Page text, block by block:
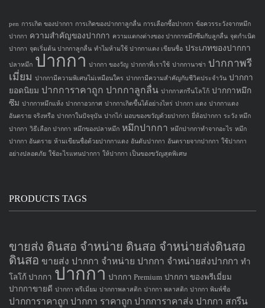
pen การเกิด ของปากกา การเกิดของปากกาลูกลื่น การเลือกซื้อปากกา ข้อควรระวังจากหมึก
ปากกา ความสำคัญของปากกา ความแตกงต่างของ ปากกาหมึกซึมกับลูกลื่น จุดกำเนิด
ปากกา จุดเริ่มต้น ปากกาลูกลื่น ทำไมห้ามใช้ ปากกาแดง เขียนชื่อ ประเภทของปากกา
ปลาหมึก ปากกา ปากกา ของวัญ ปากกาที่เราใช้ ปากกานาซ่า ปากกาพรี
เมี่ยม ปากกามีความพิเศษไม่เหมือนใคร ปากกามีความสำคัญกับชีวิตประจำวัน ปากกา
ยอดนิยม ปากการาคาถูก ปากกาลูกลื่น ปากกาสกรีนโลโก้ ปากกาหมึก
ซึม ปากกาหมึกแห้ง ปากกาอวกาศ ปากกาเกิดขึ้นได้อย่างไหร่ ปากกา แดง ปากกาแดง
อันตราย จริงหรือ ปากกาในปัจจุบัน ปากไก่ มอบของขวัญด้วยปากกา ยี่ห้อปากกา ระวัง หมึก
ปากกา วิธีเลือก ปากกา หมึกของปลาหมึก หมึกปากกา หมึกปากกาทำจากอะไร หมึก
ปากกา อันตราย ห้ามเขียนชื่อด้วยปากกาแดง อันดับปากกา อันตรายจากปากกา ใช้ปากกา
อย่างปลอดภัย ใช้อะไรแทนปากกา ให้ปากกา เป็นของขวัญสุดพิเศษ
PRODUCTS TAGS
ขายส่ง ดินสอ จำหน่าย ดินสอ จำหน่ายส่งดินสอ
ดินสอ ขายส่ง ปากกา จำหน่าย ปากกา จำหน่ายส่งปากกา ทำ
โลโก้ ปากกา ปากกา ปากกา Premium ปากกา ของพรีเมี่ยม
ปากกาขายดี ปากกา พรีเมี่ยม ปากกาพลาสติก ปากกา พลาสติก ปากกา พิมพ์ชื่อ
ปากการาคาถูก ปากกา ราคาถูก ปากการาคาส่ง ปากกา สกรีน